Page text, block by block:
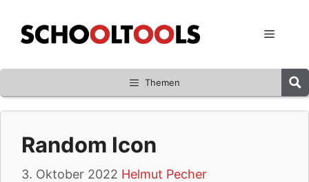
Inhalt
springen
Menü
Themen
Random Icon
3. Oktober 2022 Helmut Pecher